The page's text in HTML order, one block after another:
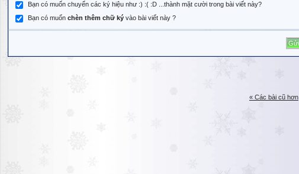
Bạn có muốn chuyển các ký hiệu như :) :( :D ...thành mặt cười trong bài viết này?
Bạn có muốn chèn thêm chữ ký vào bài viết này ?
« Các bài cũ hơn